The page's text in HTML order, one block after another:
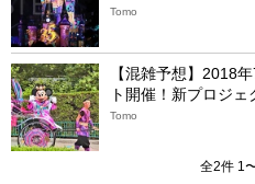
Tomo
【混雑予想】2018
ト開催！新プロジ
Tomo
全2件 1